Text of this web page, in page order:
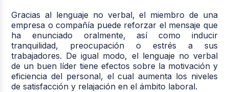
Gracias al lenguaje no verbal, el miembro de una
empresa o compañía puede reforzar el mensaje que
ha enunciado oralmente, así como inducir
tranquilidad, preocupación o estrés a sus
trabajadores. De igual modo, el lenguaje no verbal
de un buen líder tiene efectos sobre la motivación y
eficiencia del personal, el cual aumenta los niveles
de satisfacción y relajación en el ámbito laboral.